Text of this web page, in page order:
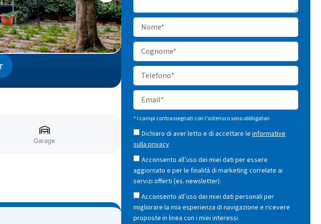
Garage
* I campi contrassegnati con l’asterisco sono obbligatori
Dichiaro di aver letto e di accettare le informative
sulla privacy
Acconsento all’uso dei miei dati per essere
aggiornato e per le finalità di marketing correlate ai
servizi offerti (es. newsletter).
Acconsento all’uso dei miei dati personali per
migliorare la mia esperienza di navigazione e ricevere
proposte in linea con i miei interessi